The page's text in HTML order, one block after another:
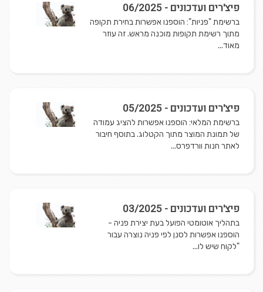
פיצ'רים ועדכונים - 06/2025
ברשימת "פניות": הוספנו אפשרות בחירת תקופה
מתוך רשימת תקופות מוכנה מראש. זה עוזר
מאוד...
פיצ'רים ועדכונים - 05/2025
ברשימת המלאי: הוספנו אפשרות להציג עמודה
של תמונת המוצר מתוך הקטלוג. בתוסף חיבור
לאתר חנות וורדפרס...
פיצ'רים ועדכונים - 03/2025
בתהליך אוטומטי הפועל בעת יצירת פניה -
הוספנו אפשרות לסנן לפי פניה נוצרה עבור
"לקוח שיש לו...